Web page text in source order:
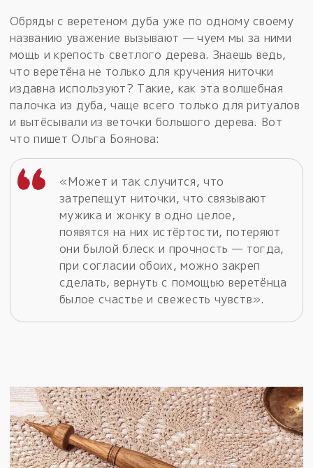
Обряды с веретеном дуба уже по одному своему
названию уважение вызывают — чуем мы за ними
мощь и крепость светлого дерева. Знаешь ведь,
что веретёна не только для кручения ниточки
издавна используют? Такие, как эта волшебная
палочка из дуба, чаще всего только для ритуалов
и вытёсывали из веточки большого дерева. Вот
что пишет Ольга Боянова:
«Может и так случится, что
затрепещут ниточки, что связывают
мужика и жонку в одно целое,
появятся на них истёртости, потеряют
они былой блеск и прочность — тогда,
при согласии обоих, можно закреп
сделать, вернуть с помощью веретёнца
былое счастье и свежесть чувств».